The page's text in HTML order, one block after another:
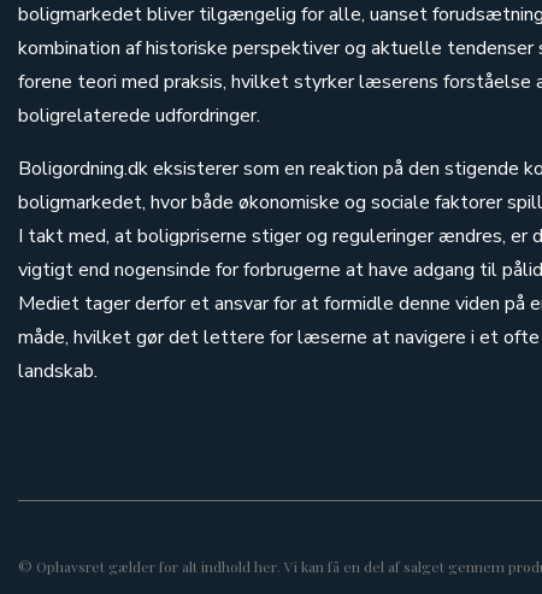
boligmarkedet bliver tilgængelig for alle, uanset
kombination af historiske perspektiver og aktuelle
forene teori med praksis, hvilket styrker læserens forståelse
boligrelaterede udfordringer.
Boligordning.dk eksisterer som en reaktion på den stigende
boligmarkedet, hvor både økonomiske og sociale faktorer
I takt med, at boligpriserne stiger og reguleringer ændres, er
vigtigt end nogensinde for forbrugerne at have adgang til
Mediet tager derfor et ansvar for at formidle denne viden på
måde, hvilket gør det lettere for læserne at navigere i et
landskab.
© Ophavsret gælder for alt indhold her. Vi kan få en del af salget gennem